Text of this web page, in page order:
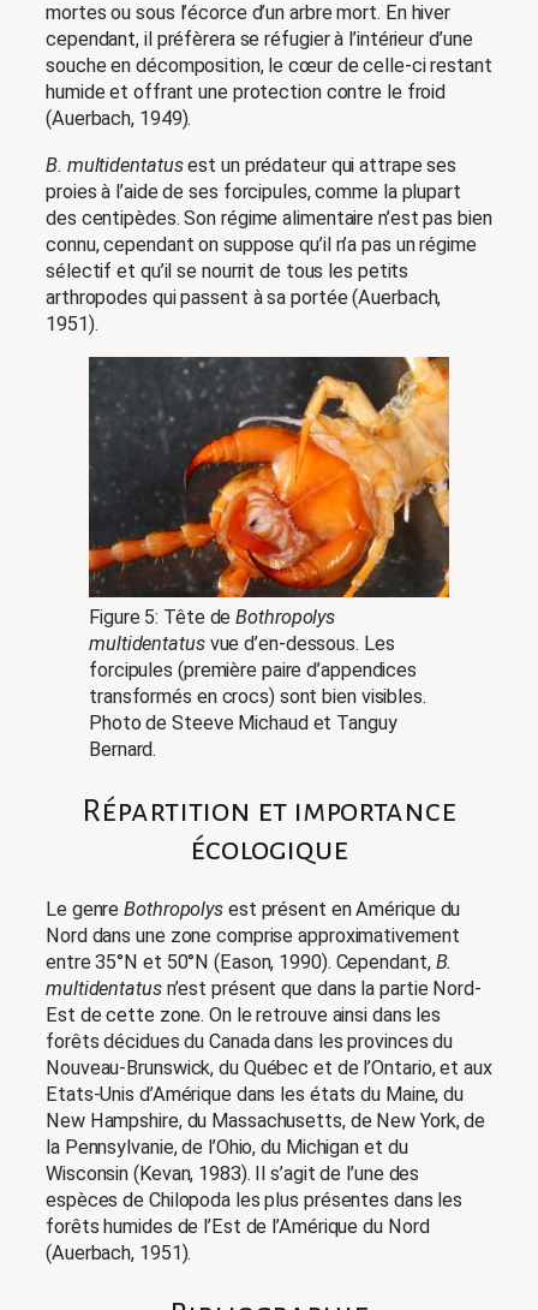
mortes ou sous l’écorce d’un arbre mort. En hiver
cependant, il préfèrera se réfugier à l’intérieur d’une
souche en décomposition, le cœur de celle-ci restant
humide et offrant une protection contre le froid
(Auerbach, 1949).
B. multidentatusest un prédateur qui attrape ses
proies à l’aide de ses forcipules, comme la plupart
des centipèdes. Son régime alimentaire n’est pas bien
connu, cependant on suppose qu’il n’a pas un régime
sélectif et qu’il se nourrit de tous les petits
arthropodes qui passent à sa portée (Auerbach,
1951).
Figure 5: Tête deBothropolys
multidentatusvue d’en-dessous. Les
forcipules (première paire d’appendices
transformés en crocs) sont bien visibles.
Photo de Steeve Michaud et Tanguy
Bernard.
Répartition et importance
écologique
Le genreBothropolys est présent en Amérique du
Nord dans une zone comprise approximativement
entre 35°N et 50°N (Eason, 1990). Cependant, B.
multidentatusn’est présent que dans la partie Nord-
Est de cette zone. On le retrouve ainsi dans les
forêts décidues du Canada dans les provinces du
Nouveau-Brunswick, du Québec et de l’Ontario, et aux
Etats-Unis d’Amérique dans les états du Maine, du
New Hampshire, du Massachusetts, de New York, de
la Pennsylvanie, de l’Ohio, du Michigan et du
Wisconsin (Kevan, 1983). Il s’agit de l’une des
espèces de Chilopoda les plus présentes dans les
forêts humides de l’Est de l’Amérique du Nord
(Auerbach, 1951).